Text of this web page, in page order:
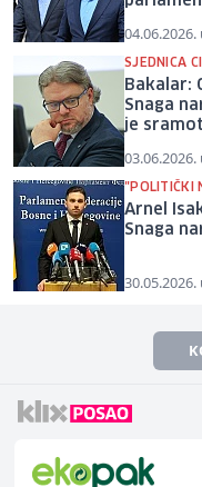
04.06.2026.
SJEDNICA
Bakalar:
Snaga
je
03.06.2026.
"POLITIČKI
Arnel
Snaga
30.05.2026.